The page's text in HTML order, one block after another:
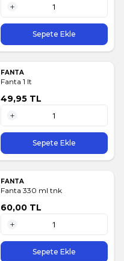
1 Adet
Sepete Ekle
FANTA
Fanta 1 lt
49,95 TL
1 Adet
Sepete Ekle
FANTA
Fanta 330 ml tnk
60,00 TL
1 Adet
Sepete Ekle